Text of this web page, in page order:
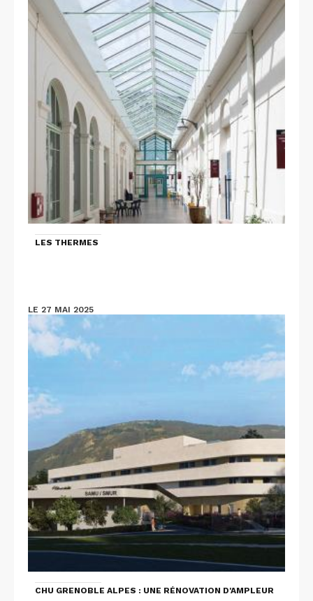
LES THERMES
LE 27 MAI 2025
CHU GRENOBLE ALPES : UNE RÉNOVATION D'AMPLEUR